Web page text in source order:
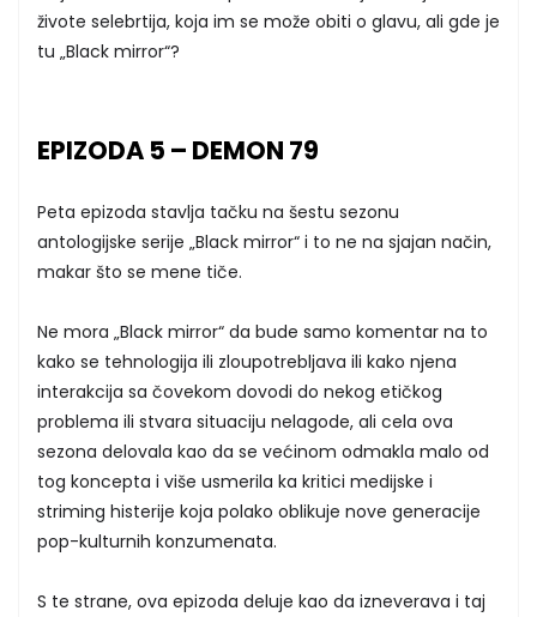
živote selebrtija, koja im se može obiti o glavu, ali gde je
tu „Black mirror“?
EPIZODA 5 – DEMON 79
Peta epizoda stavlja tačku na šestu sezonu
antologijske serije „Black mirror“ i to ne na sjajan način,
makar što se mene tiče.
Ne mora „Black mirror“ da bude samo komentar na to
kako se tehnologija ili zloupotrebljava ili kako njena
interakcija sa čovekom dovodi do nekog etičkog
problema ili stvara situaciju nelagode, ali cela ova
sezona delovala kao da se većinom odmakla malo od
tog koncepta i više usmerila ka kritici medijske i
striming histerije koja polako oblikuje nove generacije
pop-kulturnih konzumenata.
S te strane, ova epizoda deluje kao da izneverava i taj